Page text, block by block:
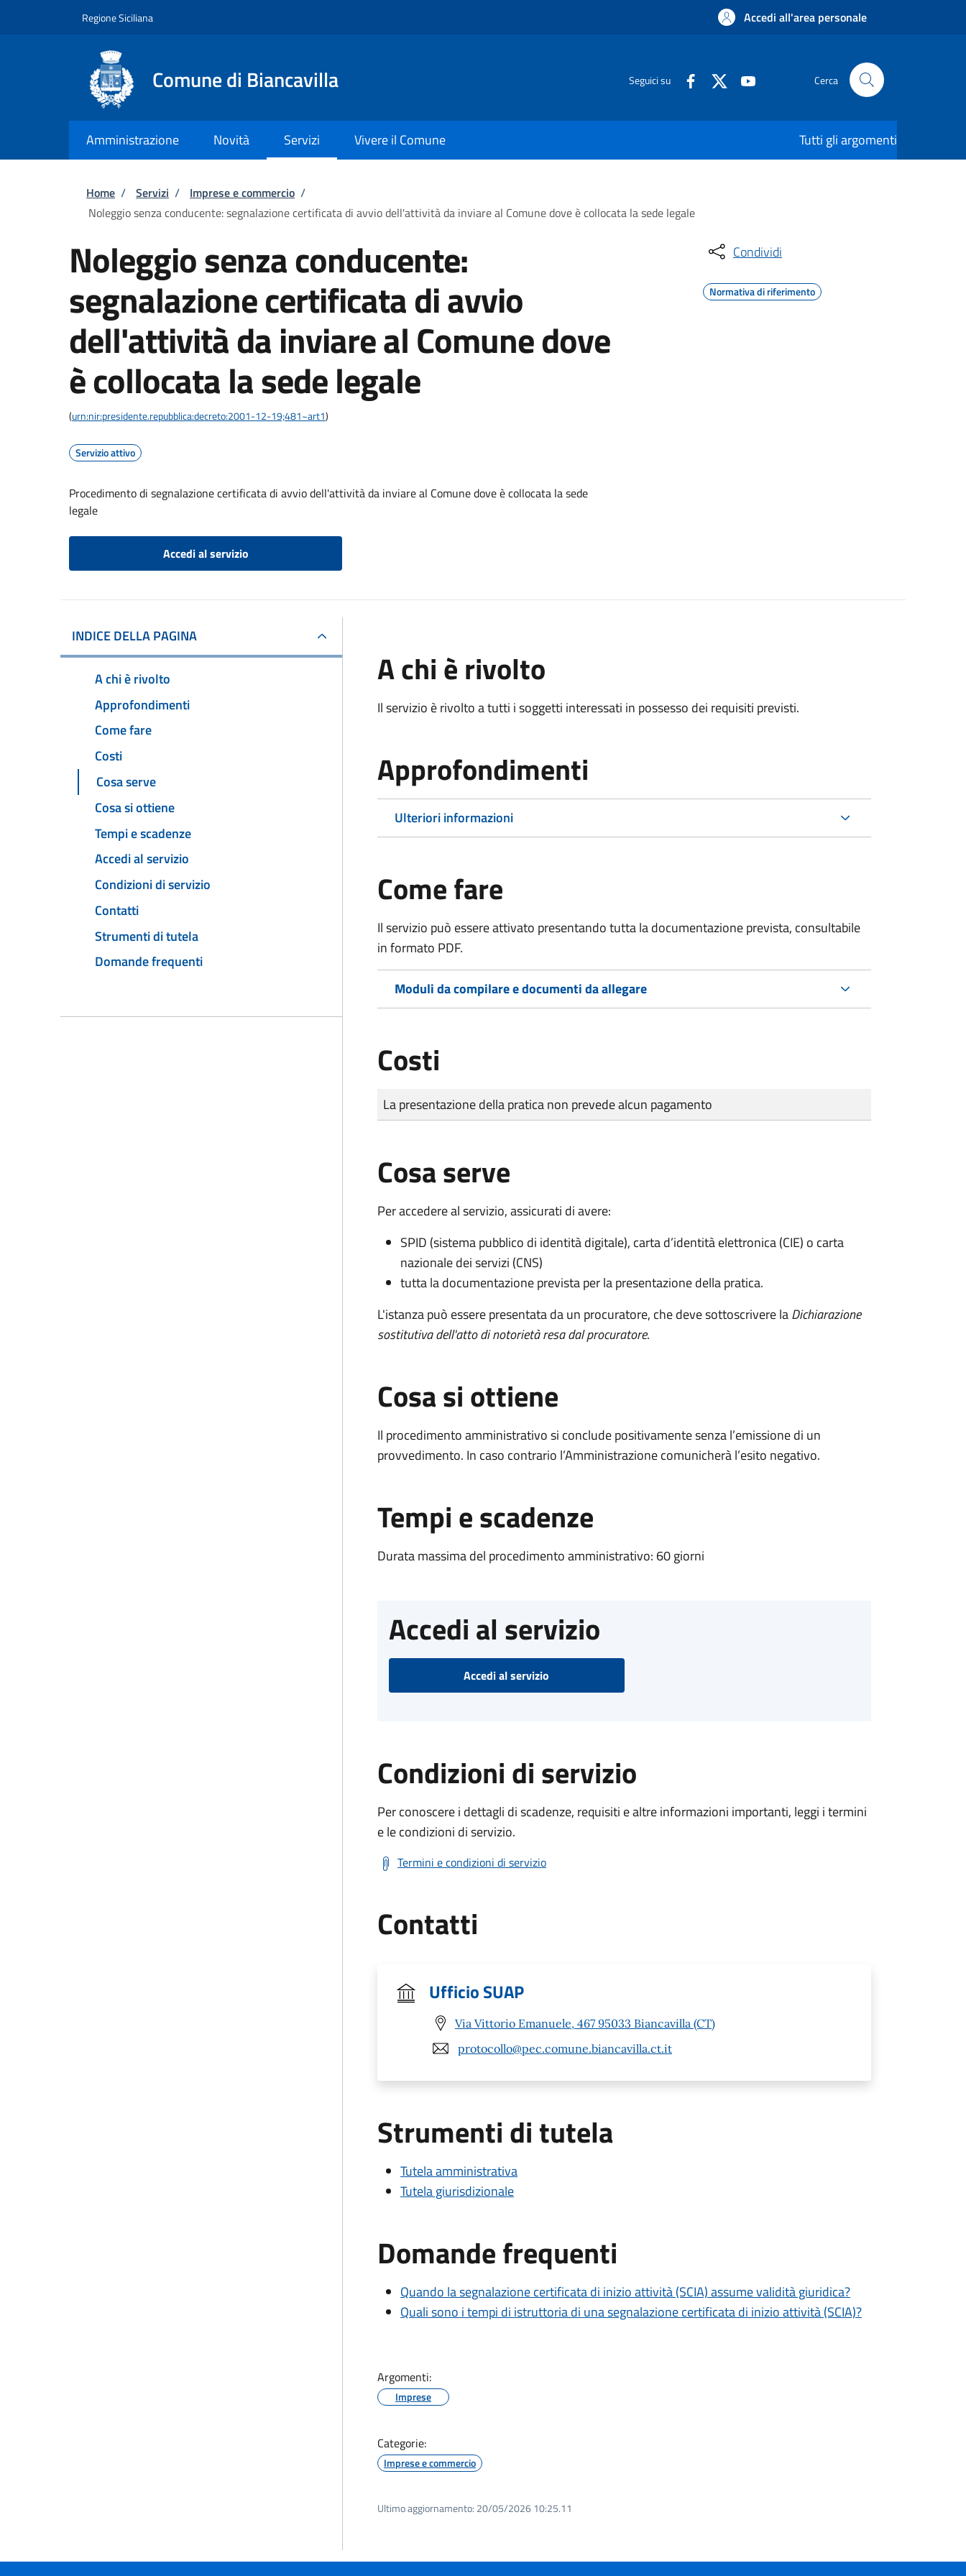
Regione Siciliana Accedi all'area personale
Comune di Biancavilla Seguici su Cerca
Amministrazione Novità Servizi Vivere il Comune Tutti gli argomenti
Briciole di pane
Home / Servizi / Imprese e commercio /
Noleggio senza conducente: segnalazione certificata di avvio dell'attività da inviare al Comune dove è collocata la sede legale
Noleggio senza conducente:
segnalazione certificata di avvio
dell'attività da inviare al Comune dove
è collocata la sede legale
(urn:nir:presidente.repubblica:decreto:2001-12-19;481~art1)
Servizio attivo
Procedimento di segnalazione certificata di avvio dell'attività da inviare al Comune dove è collocata la sede
legale
Accedi al servizio
Condividi
Normativa di riferimento
INDICE DELLA PAGINA
A chi è rivolto
Approfondimenti
Come fare
Costi
Cosa serve
Cosa si ottiene
Tempi e scadenze
Accedi al servizio
Condizioni di servizio
Contatti
Strumenti di tutela
Domande frequenti
A chi è rivolto
Il servizio è rivolto a tutti i soggetti interessati in possesso dei requisiti previsti.
Approfondimenti
Ulteriori informazioni
Come fare
Il servizio può essere attivato presentando tutta la documentazione prevista, consultabile
in formato PDF.
Moduli da compilare e documenti da allegare
Costi
Tipo di pagamento
Importo
La presentazione della pratica non prevede alcun pagamento
Cosa serve
Per accedere al servizio, assicurati di avere:
SPID (sistema pubblico di identità digitale), carta d’identità elettronica (CIE) o carta
nazionale dei servizi (CNS)
tutta la documentazione prevista per la presentazione della pratica.
L'istanza può essere presentata da un procuratore, che deve sottoscrivere laDichiarazione
sostitutiva dell'atto di notorietà resa dal procuratore.
Cosa si ottiene
Il procedimento amministrativo si conclude positivamente senza l’emissione di un
provvedimento. In caso contrario l’Amministrazione comunicherà l’esito negativo.
Tempi e scadenze
Durata massima del procedimento amministrativo: 60 giorni
Accedi al servizio
Accedi al servizio
Condizioni di servizio
Per conoscere i dettagli di scadenze, requisiti e altre informazioni importanti, leggi i termini
e le condizioni di servizio.
Termini e condizioni di servizio
Contatti
Ufficio SUAP
Via Vittorio Emanuele, 467 95033 Biancavilla (CT)
protocollo@pec.comune.biancavilla.ct.it
Strumenti di tutela
Tutela amministrativa
Tutela giurisdizionale
Domande frequenti
Quando la segnalazione certificata di inizio attività (SCIA) assume validità giuridica?
Quali sono i tempi di istruttoria di una segnalazione certificata di inizio attività (SCIA)?
Argomenti:
Imprese
Categorie:
Imprese e commercio
Ultimo aggiornamento: 20/05/2026 10:25.11